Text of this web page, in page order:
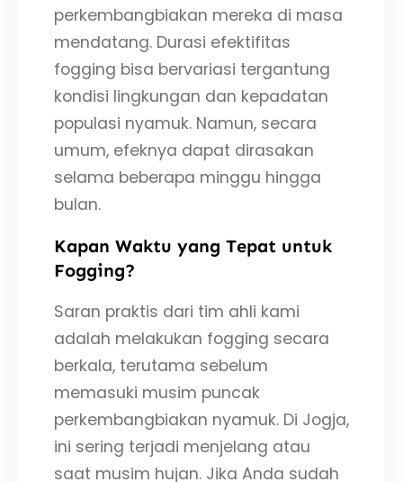
perkembangbiakan mereka di masa
mendatang. Durasi efektifitas
fogging bisa bervariasi tergantung
kondisi lingkungan dan kepadatan
populasi nyamuk. Namun, secara
umum, efeknya dapat dirasakan
selama beberapa minggu hingga
bulan.
Kapan Waktu yang Tepat untuk
Fogging?
Saran praktis dari tim ahli kami
adalah melakukan fogging secara
berkala, terutama sebelum
memasuki musim puncak
perkembangbiakan nyamuk. Di Jogja,
ini sering terjadi menjelang atau
saat musim hujan. Jika Anda sudah